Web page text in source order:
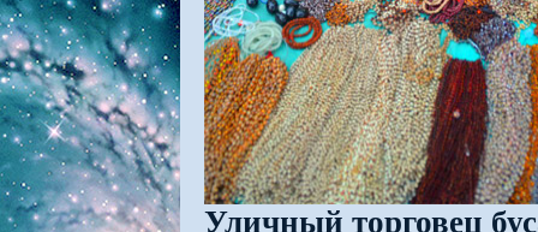
Уличный торговец